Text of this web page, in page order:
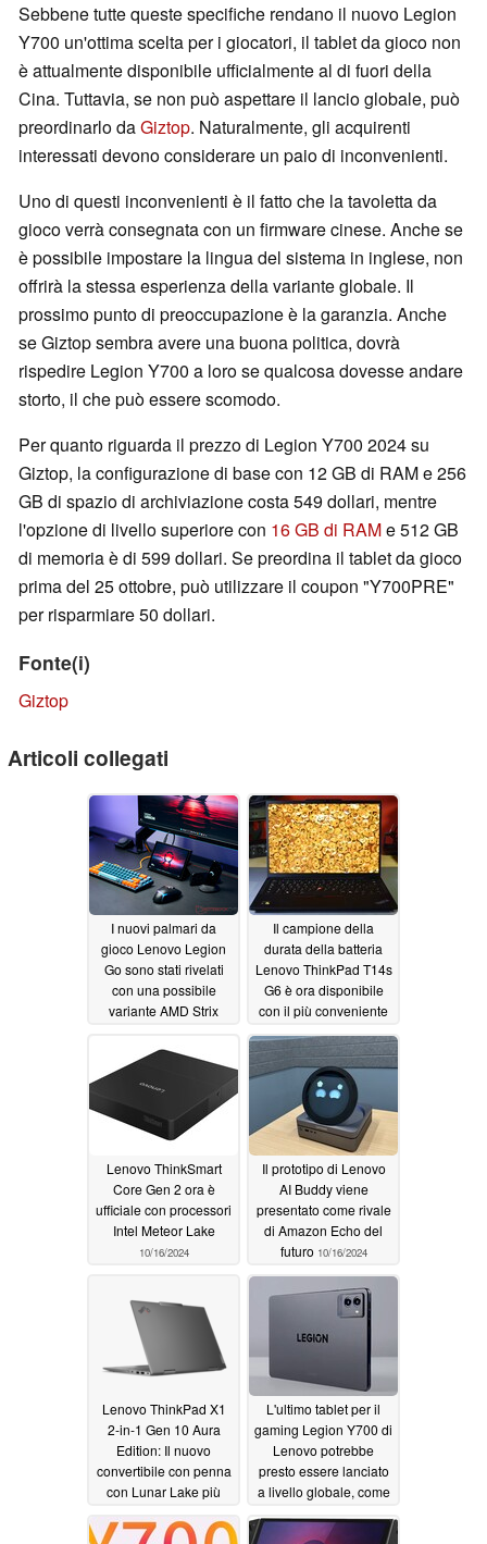
Sebbene tutte queste specifiche rendano il nuovo Legion
Y700 un'ottima scelta per i giocatori, il tablet da gioco non
è attualmente disponibile ufficialmente al di fuori della
Cina. Tuttavia, se non può aspettare il lancio globale, può
preordinarlo daGiztop. Naturalmente, gli acquirenti
interessati devono considerare un paio di inconvenienti.
Uno di questi inconvenienti è il fatto che la tavoletta da
gioco verrà consegnata con un firmware cinese. Anche se
è possibile impostare la lingua del sistema in inglese, non
offrirà la stessa esperienza della variante globale. Il
prossimo punto di preoccupazione è la garanzia. Anche
se Giztop sembra avere una buona politica, dovrà
rispedire Legion Y700 a loro se qualcosa dovesse andare
storto, il che può essere scomodo.
Per quanto riguarda il prezzo di Legion Y700 2024 su
Giztop, la configurazione di base con 12 GB di RAM e 256
GB di spazio di archiviazione costa 549 dollari, mentre
l'opzione di livello superiore con 16 GB di RAMe 512 GB
di memoria è di 599 dollari. Se preordina il tablet da gioco
prima del 25 ottobre, può utilizzare il coupon "Y700PRE"
per risparmiare 50 dollari.
Fonte(i)
Giztop
Articoli collegati
I nuovi palmari da
gioco Lenovo Legion
Go sono stati rivelati
con una possibile
variante AMD Strix
sviluppo10/22/2024
Il campione della
durata della batteria
Lenovo ThinkPad T14s
G6 è ora disponibile
con il più conveniente
Snapdragon X Plus,
OLED & 5G10/18/2024
Lenovo ThinkSmart
Core Gen 2 ora è
ufficiale con processori
Intel Meteor Lake
10/16/2024
Il prototipo di Lenovo
AI Buddy viene
presentato come rivale
di Amazon Echo del
futuro 10/16/2024
Lenovo ThinkPad X1
2-in-1 Gen 10 Aura
Edition: Il nuovo
convertibile con penna
con Lunar Lake più
efficiente che mai
10/16/2024
L'ultimo tablet per il
gaming Legion Y700 di
Lenovo potrebbe
presto essere lanciato
a livello globale, come
certificazione
10/06/2024